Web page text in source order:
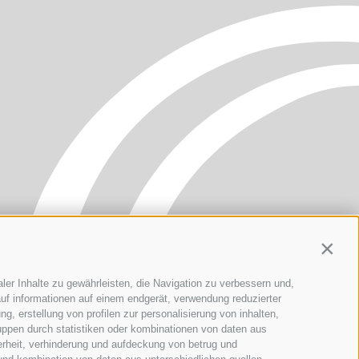
Inhalte zu gewährleisten, die Navigation zu verbessern und,
informationen auf einem endgerät, verwendung reduzierter
erstellung von profilen zur personalisierung von inhalten,
durch statistiken oder kombinationen von daten aus
verhinderung und aufdeckung von betrug und